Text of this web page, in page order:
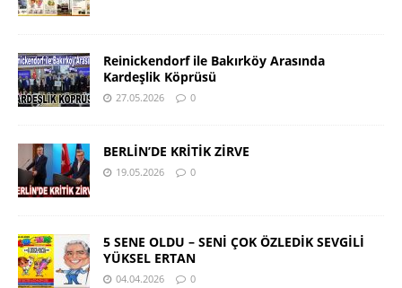
Reinickendorf ile Bakırköy Arasında
Kardeşlik Köprüsü
27.05.2026 0
BERLİN’DE KRİTİK ZİRVE
19.05.2026 0
5 SENE OLDU – SENİ ÇOK ÖZLEDİK SEVGİLİ
YÜKSEL ERTAN
04.04.2026 0